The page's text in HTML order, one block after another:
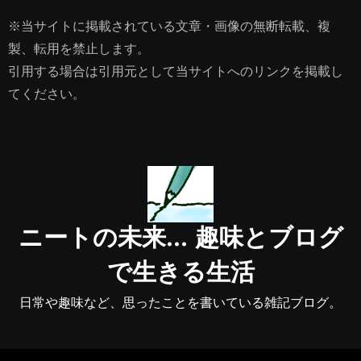
※当サイトに掲載されている文章・画像の無断転載、複
製、転用を禁止します。
引用する場合は引用元として当サイトへのリンクを掲載し
てください。
ニートの未来… 趣味とブログ
で生きる生活
日常や趣味など、思ったことを書いている雑記ブログ。